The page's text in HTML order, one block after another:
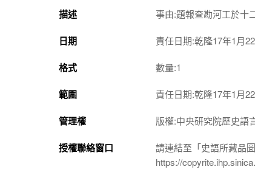
描述 事由:題報查勘河工於十
日期 責任日期:乾隆17年1月
格式 數量:1
範圍 責任日期:乾隆17年1月
管理權 版權:中央研究院歷史語
授權聯絡窗口
請連結至「史語所藏品
https://